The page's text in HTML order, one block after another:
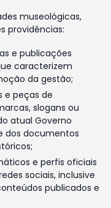
museológicas,
providências:
e publicações
caracterizem
da gestão;
e peças de
slogans ou
atual Governo
dos documentos
e perfis oficiais
sociais, inclusive
publicados e